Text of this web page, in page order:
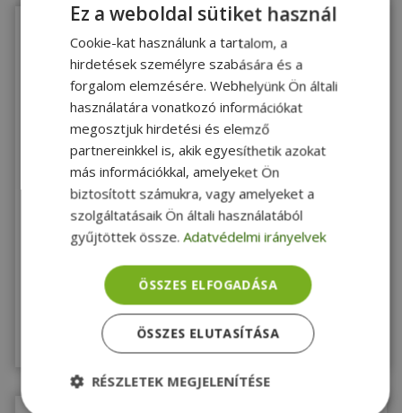
NAGYON JÓ
ÁLLAPOT 2 ÉV
garancia
Dell for Latitude 7410, Power Button With
Fingerprint Reader (PN: 0W5Y5) - 2630512
Silver, Dell Kompatibilitás
Raktáron 2-4 db
Megnézem
Ez a weboldal sütiket használ
Cookie-kat használunk a tartalom, a
hirdetések személyre szabására és a
forgalom elemzésére. Webhelyünk Ön általi
használatára vonatkozó információkat
megosztjuk hirdetési és elemző
partnereinkkel is, akik egyesíthetik azokat
más információkkal, amelyeket Ön
biztosított számukra, vagy amelyeket a
szolgáltatásaik Ön általi használatából
gyűjtöttek össze. Adatvédelmi irányelvek
ÖSSZES ELFOGADÁSA
ÖSSZES ELUTASÍTÁSA
RÉSZLETEK MEGJELENÍTÉSE